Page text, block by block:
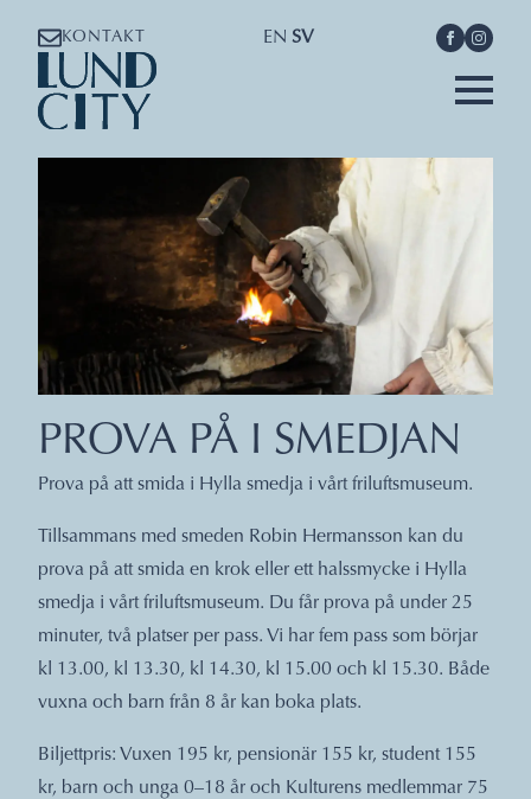
KONTAKT EN SV
PROVA PÅ I SMEDJAN
Prova på att smida i Hylla smedja i vårt friluftsmuseum.
Tillsammans med smeden Robin Hermansson kan du
prova på att smida en krok eller ett halssmycke i Hylla
smedja i vårt friluftsmuseum. Du får prova på under 25
minuter, två platser per pass. Vi har fem pass som börjar
kl 13.00, kl 13.30, kl 14.30, kl 15.00 och kl 15.30. Både
vuxna och barn från 8 år kan boka plats.
Biljettpris: Vuxen 195 kr, pensionär 155 kr, student 155
kr, barn och unga 0–18 år och Kulturens medlemmar 75